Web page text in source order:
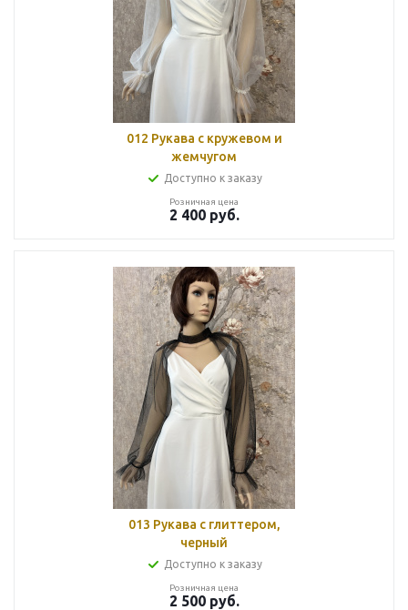
012 Рукава с кружевом и
жемчугом
Доступно к заказу
Розничная цена
2 400руб.
013 Рукава с глиттером,
черный
Доступно к заказу
Розничная цена
2 500руб.